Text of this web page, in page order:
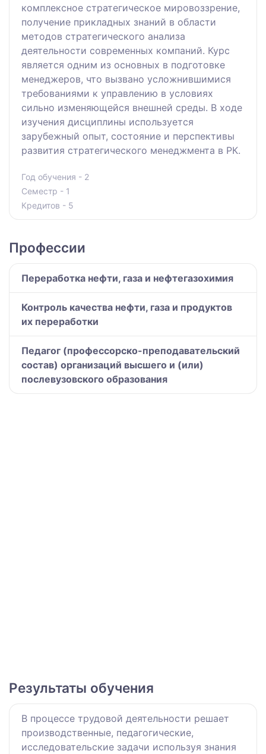
комплексное стратегическое мировоззрение,
получение прикладных знаний в области
методов стратегического анализа
деятельности современных компаний. Курс
является одним из основных в подготовке
менеджеров, что вызвано усложнившимися
требованиями к управлению в условиях
сильно изменяющейся внешней среды. В ходе
изучения дисциплины используется
зарубежный опыт, состояние и перспективы
развития стратегического менеджмента в РК.
Год обучения - 2
Семестр - 1
Кредитов - 5
Профессии
Переработка нефти, газа и нефтегазохимия
Контроль качества нефти, газа и продуктов
их переработки
Педагог (профессорско-преподавательский
состав) организаций высшего и (или)
послевузовского образования
Результаты обучения
В процессе трудовой деятельности решает
производственные, педагогические,
исследовательские задачи используя знания